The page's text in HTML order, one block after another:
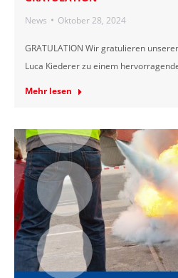
News Oktober 28, 2024
GRATULATION Wir gratulieren
Luca Kiederer zu einem
Mehr lesen